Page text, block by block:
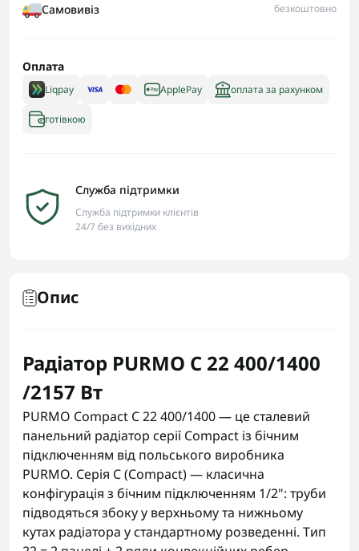
Самовивіз безкоштовно
Оплата
Liqpay ApplePay оплата за рахунком
готівкою
Служба підтримки
Служба підтримки клієнтів
24/7 без вихідних
Опис
Радіатор PURMO C 22 400/1400
/2157 Вт
PURMO Compact C 22 400/1400 — це сталевий
панельний радіатор серії Compact із бічним
підключенням від польського виробника
PURMO. Серія C (Compact) — класична
конфігурація з бічним підключенням 1/2": труби
підводяться збоку у верхньому та нижньому
кутах радіатора у стандартному розведенні. Тип